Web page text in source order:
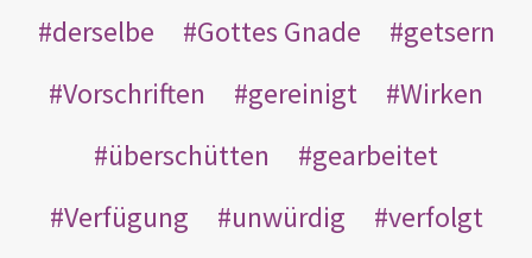
derselbe
Gottes Gnade
getsern
Vorschriften
gereinigt
Wirken
überschütten
gearbeitet
Verfügung
unwürdig
verfolgt